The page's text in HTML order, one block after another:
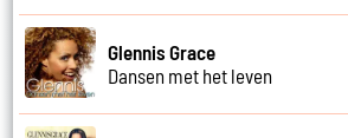
Glennis Grace
Dansen met het leven